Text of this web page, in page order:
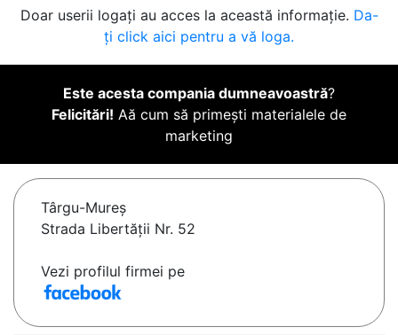
Doar userii logați au acces la această informație. Da-
ți click aici pentru a vă loga.
Este acesta compania dumneavoastră?
Felicitări! Aă cum să primești materialele de
marketing
Târgu-Mureş
Strada Libertăţii Nr. 52
Vezi profilul firmei pe